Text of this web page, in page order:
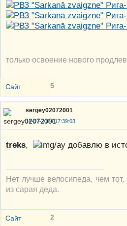
только освоение нового
Сайт 5
sergey02072001
14-07-2024 17:39:03
treks, добавлю в
Нет лучше велосипеда, чем
из сарая деда.
Сайт 2